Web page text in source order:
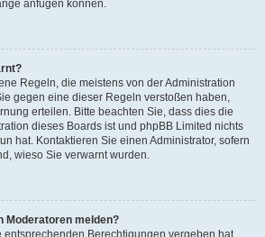
anfügen können.
Regeln, die meistens von der Administration
gegen eine dieser Regeln verstoßen haben,
erteilen. Bitte beachten Sie, dass dies die
dieses Boards ist und phpBB Limited nichts
hat. Kontaktieren Sie einen Administrator, sofern
wieso Sie verwarnt wurden.
Moderatoren melden?
Berechtigungen vergeben hat,